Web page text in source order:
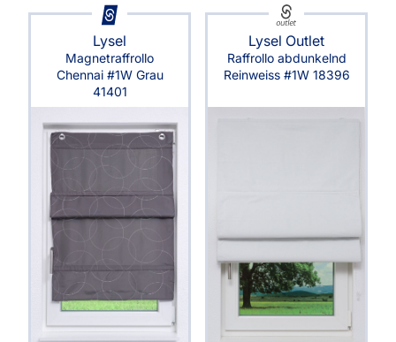
Lysel
Magnetraffrollo
Chennai #1W Grau
41401
Lysel Outlet
Raffrollo abdunkelnd
Reinweiss #1W 18396